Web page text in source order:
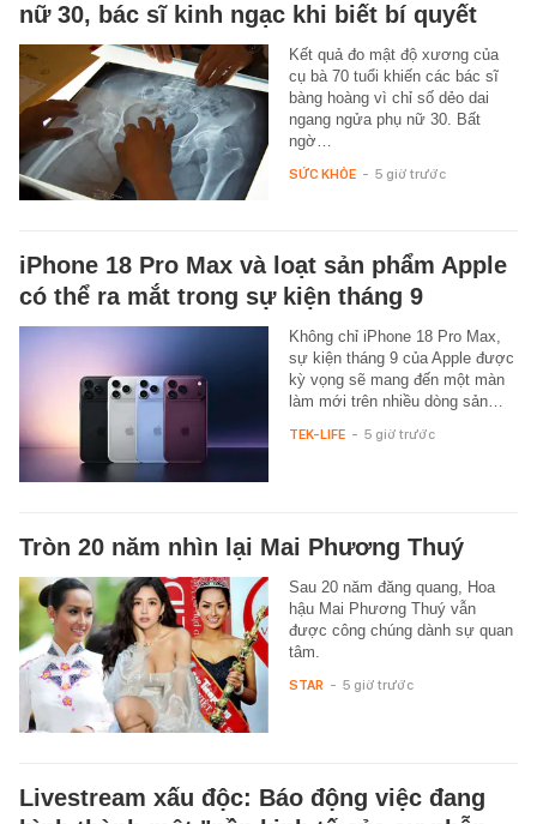
nữ 30, bác sĩ kinh ngạc khi biết bí quyết
Kết quả đo mật độ xương của
cụ bà 70 tuổi khiến các bác sĩ
bàng hoàng vì chỉ số dẻo dai
ngang ngửa phụ nữ 30. Bất
ngờ…
SỨC KHỎE - 5 giờ trước
iPhone 18 Pro Max và loạt sản phẩm Apple
có thể ra mắt trong sự kiện tháng 9
Không chỉ iPhone 18 Pro Max,
sự kiện tháng 9 của Apple được
kỳ vọng sẽ mang đến một màn
làm mới trên nhiều dòng sản…
TEK-LIFE - 5 giờ trước
Tròn 20 năm nhìn lại Mai Phương Thuý
Sau 20 năm đăng quang, Hoa
hậu Mai Phương Thuý vẫn
được công chúng dành sự quan
tâm.
STAR - 5 giờ trước
Livestream xấu độc: Báo động việc đang